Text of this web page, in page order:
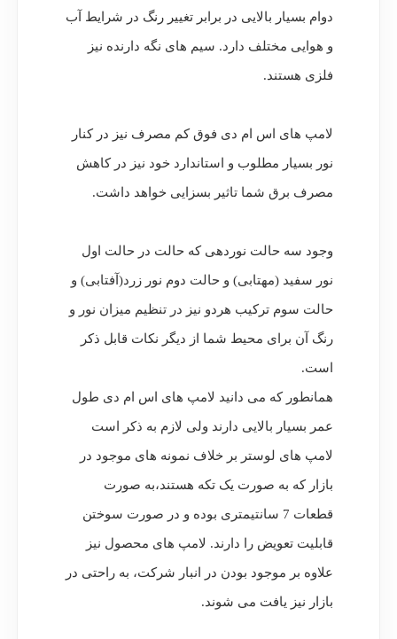
دوام بسیار بالایی در برابر تغییر رنگ در شرایط آب
و هوایی مختلف دارد. سیم های نگه دارنده نیز
فلزی هستند.
لامپ های اس ام دی فوق کم مصرف نیز در کنار
نور بسیار مطلوب و استاندارد خود نیز در کاهش
مصرف برق شما تاثیر بسزایی خواهد داشت.
وجود سه حالت نوردهی که حالت در حالت اول
نور سفید (مهتابی) و حالت دوم نور زرد(آفتابی) و
حالت سوم ترکیب هردو نیز در تنظیم میزان نور و
رنگ آن برای محیط شما از دیگر نکات قابل ذکر
است.
همانطور که می دانید لامپ های اس ام دی طول
عمر بسیار بالایی دارند ولی لازم به ذکر است
لامپ های لوستر بر خلاف نمونه های موجود در
بازار که به صورت یک تکه هستند،به صورت
قطعات 7 سانتیمتری بوده و در صورت سوختن
قابلیت تعویض را دارند. لامپ های محصول نیز
علاوه بر موجود بودن در انبار شرکت، به راحتی در
بازار نیز یافت می شوند.